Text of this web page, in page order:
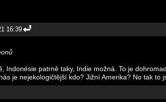
16:39
Indonésie patrně taky, Indie možná. To je
je nejekologičtější kdo? Jižní Amerika? No tak to